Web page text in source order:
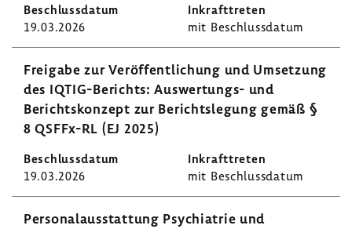
19.03.2026 mit Beschluss­datum
Frei­gabe zur Veröf­fent­li­chung und Umset­zung
des IQTIG-​Berichts: Auswertungs-​ und
Berichts­kon­zept zur Berichts­le­gung gemäß §
8 QSFFx-​RL (EJ 2025)
19.03.2026 mit Beschluss­datum
Perso­nal­aus­stat­tung Psych­ia­trie und